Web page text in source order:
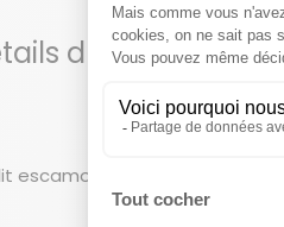
du produit
escamotable horizontal